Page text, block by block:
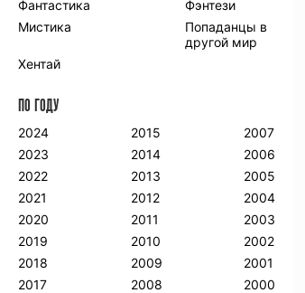
Фантастика
Фэнтези
Мистика
Попаданцы в
другой мир
Хентай
ПО ГОДУ
2024
2023
2022
2021
2020
2019
2018
2017
2015
2014
2013
2012
2011
2010
2009
2008
2007
2006
2005
2004
2003
2002
2001
2000